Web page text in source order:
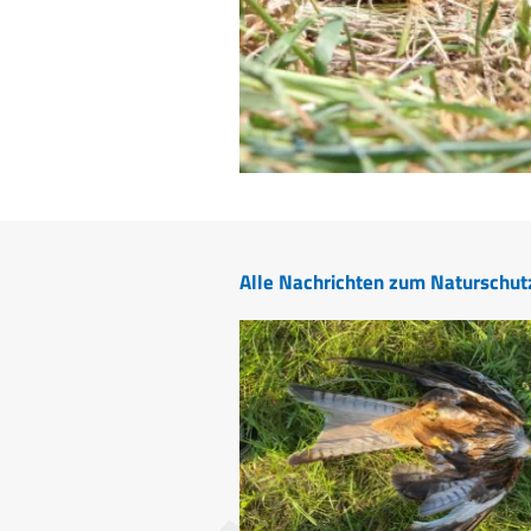
Alle Nachrichten zum